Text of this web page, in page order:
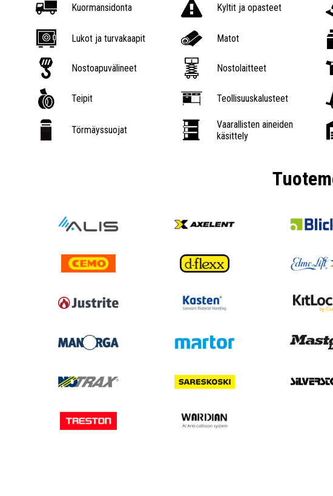
Kuormansidonta Kyltit ja opasteet
Lukot ja turvakaapit Matot
Nostoapuvälineet Nostolaitteet
Teipit Teollisuuskalusteet
Törmäyssuojat
Vaarallisten aineiden
käsittely